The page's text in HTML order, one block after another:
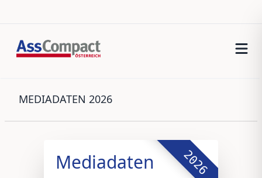
MEDIADATEN 2026
2026
Mediadaten